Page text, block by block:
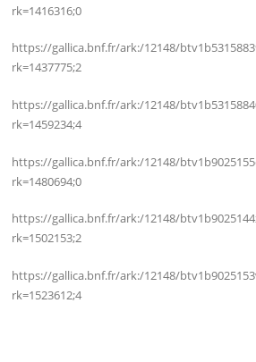
rk=1416316;0
https://gallica.bnf.fr/ark:/12148/
rk=1437775;2
https://gallica.bnf.fr/ark:/12148/
rk=1459234;4
https://gallica.bnf.fr/ark:/12148/
rk=1480694;0
https://gallica.bnf.fr/ark:/12148/
rk=1502153;2
https://gallica.bnf.fr/ark:/12148/
rk=1523612;4